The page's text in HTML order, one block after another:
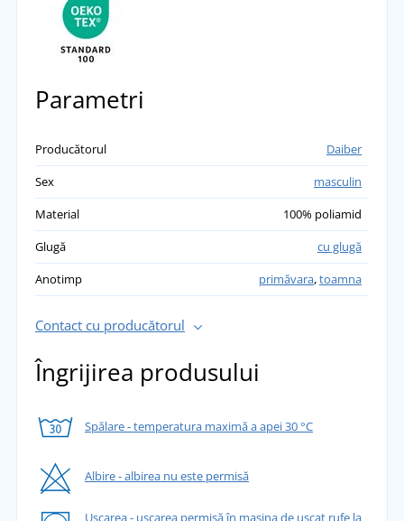
Parametri
Producătorul
Daiber
Sex
masculin
Material
100% poliamid
Glugă
cu glugă
Anotimp
primăvara,toamna
Contact cu producătorul
Îngrijirea produsului
Spălare - temperatura maximă a apei 30 °C
Albire - albirea nu este permisă
Uscarea - uscarea permisă în mașina de uscat rufe la